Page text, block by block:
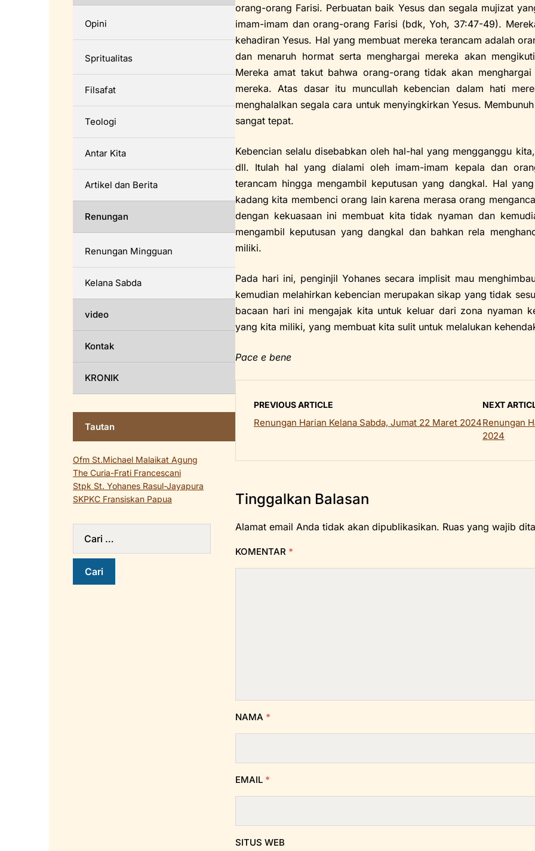
orang-orang Farisi. Perbuatan baik Yesus dan segala mujizat
imam-imam dan orang-orang Farisi (bdk, Yoh, 37:47-49).
kehadiran Yesus. Hal yang membuat mereka terancam adalah
dan menaruh hormat serta menghargai mereka akan
Mereka amat takut bahwa orang-orang tidak akan
mereka. Atas dasar itu muncullah kebencian dalam hati
menghalalkan segala cara untuk menyingkirkan Yesus.
sangat tepat.
Kebencian selalu disebabkan oleh hal-hal yang mengganggu
dll. Itulah hal yang dialami oleh imam-imam kepala dan
terancam hingga mengambil keputusan yang dangkal. Hal
kadang kita membenci orang lain karena merasa orang
dengan kekuasaan ini membuat kita tidak nyaman dan
mengambil keputusan yang dangkal dan bahkan rela
miliki.
Pada hari ini, penginjil Yohanes secara implisit mau
kemudian melahirkan kebencian merupakan sikap yang tidak
bacaan hari ini mengajak kita untuk keluar dari zona nyaman
yang kita miliki, yang membuat kita sulit untuk melalukan
Pace e bene
PREVIOUS ARTICLE
Renungan Harian Kelana Sabda, Jumat 22 Maret 2024
NEXT
Renungan
2024
Tinggalkan Balasan
Alamat email Anda tidak akan dipublikasikan. Ruas yang wajib
KOMENTAR *
NAMA *
EMAIL *
SITUS WEB
Opini
Spritualitas
Filsafat
Teologi
Antar Kita
Artikel dan Berita
Renungan
Renungan Mingguan
Kelana Sabda
video
Kontak
KRONIK
Tautan
Ofm St.Michael Malaikat Agung
The Curia-Frati Francescani
Stpk St. Yohanes Rasul-Jayapura
SKPKC Fransiskan Papua